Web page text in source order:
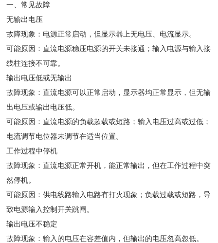
一、常见故障
无输出电压
故障现象：电源正常启动，但显示器上无电压、电流显示。
可能原因：直流电源稳压电源的开关未接通；输入电源与输入接
线柱连接不可靠。
输出电压低或无输出
故障现象：直流电源可以正常启动，显示器均正常显示，但无输
出电压或输出电压低。
可能原因：直流电源的负载超载或短路；输入电压过高或过低；
电流调节电位器未调节在适当位置。
工作过程中停机
故障现象：直流电源正常开机，能正常输出，但在工作过程中突
然停机。
可能原因：供电线路输入电路有打火现象；负载过载或短路，导
致电源输入控制开关跳闸。
输出电压不稳定
故障现象：输入的电压在容差值内，但输出的电压忽高忽低。